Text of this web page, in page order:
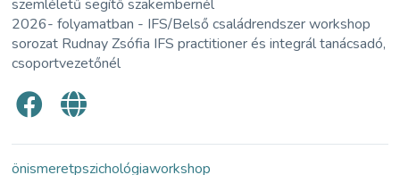
szemléletű segítő szakembernél
2026- folyamatban - IFS/Belső családrendszer workshop
sorozat Rudnay Zsófia IFS practitioner és integrál tanácsadó,
csoportvezetőnél
önismeretpszichológiaworkshop